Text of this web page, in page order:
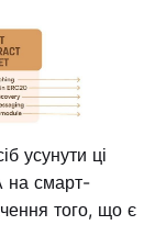
усунути ці
на смарт-
того, що є